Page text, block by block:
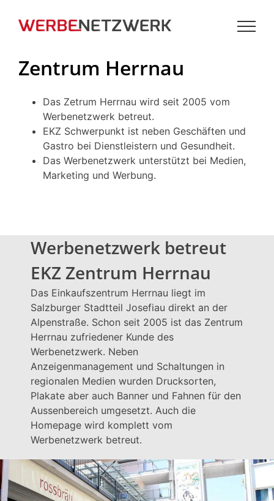
Inhalt
Zentrum Herrnau
Das Zetrum Herrnau wird seit 2005 vom
Werbenetzwerk betreut.
EKZ Schwerpunkt ist neben Geschäften und
Gastro bei Dienstleistern und Gesundheit.
Das Werbenetzwerk unterstützt bei Medien,
Marketing und Werbung.
Werbenetzwerk betreut
EKZ Zentrum Herrnau
Das Einkaufszentrum Herrnau liegt im
Salzburger Stadtteil Josefiau direkt an der
Alpenstraße. Schon seit 2005 ist das Zentrum
Herrnau zufriedener Kunde des
Werbenetzwerk. Neben
Anzeigenmanagement und Schaltungen in
regionalen Medien wurden Drucksorten,
Plakate aber auch Banner und Fahnen für den
Aussenbereich umgesetzt. Auch die
Homepage wird komplett vom
Werbenetzwerk betreut.